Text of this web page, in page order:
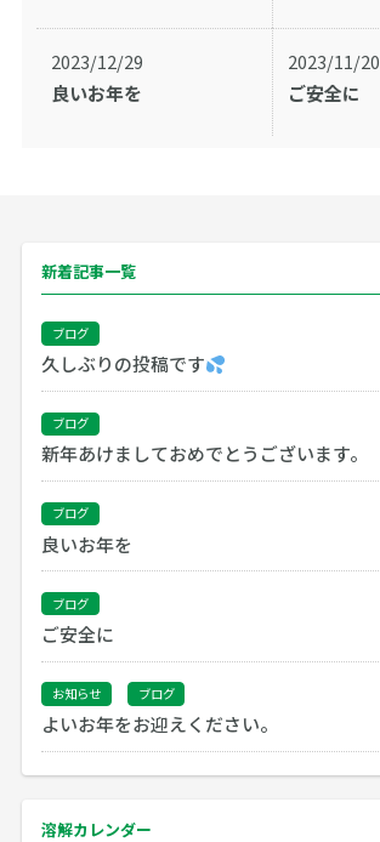
2023/12/29
良いお年を
2023/11/20
ご安全に
新着記事一覧
ブログ
久しぶりの投稿です
ブログ
新年あけましておめでとうございます。
ブログ
良いお年を
ブログ
ご安全に
お知らせ ブログ
よいお年をお迎えください。
溶解カレンダー